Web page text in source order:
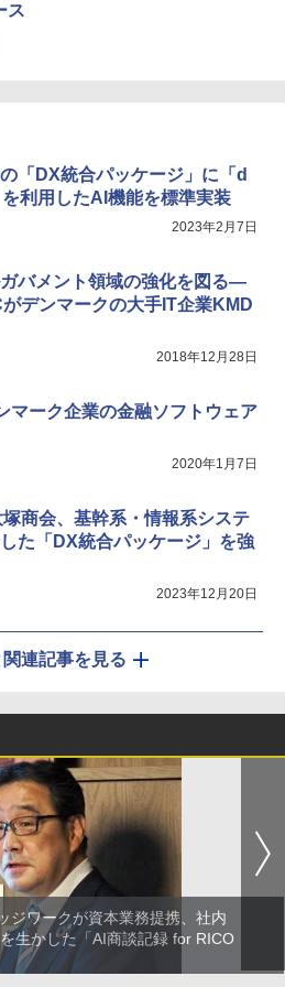
ス
「DX統合パッケージ」に「d
利用したAI機能を標準実装
2023年2月7日
バメント領域の強化を図る―
デンマークの大手IT企業KMD
2018年12月28日
マーク企業の金融ソフトウェア
2020年1月7日
商会、基幹系・情報系システ
た「DX統合パッケージ」を強
2023年12月20日
関連記事を見る
ジワークが資本業務提携、社内
生かした「AI商談記録 for RICO